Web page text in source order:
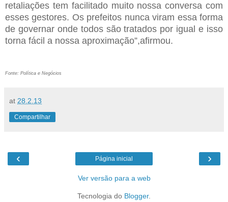
retaliações tem facilitado muito nossa conversa com
esses gestores. Os prefeitos nunca viram essa forma
de governar onde todos são tratados por igual e isso
torna fácil a nossa aproximação”,afirmou.
Fonte: Política e Negócios
at 28.2.13
Compartilhar
‹ ›
Página inicial
Ver versão para a web
Tecnologia do Blogger.